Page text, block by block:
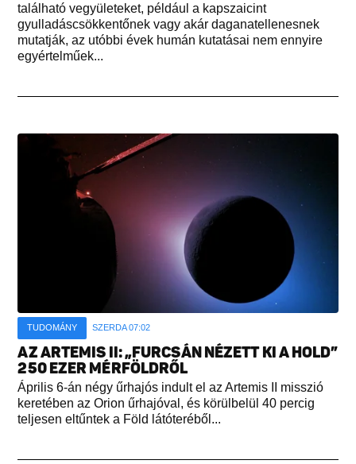
található vegyületeket, például a kapszaicint
gyulladáscsökkentőnek vagy akár daganatellenesnek
mutatják, az utóbbi évek humán kutatásai nem ennyire
egyértelműek...
TUDOMÁNY SZERDA 07:02
AZ ARTEMIS II: „FURCSÁN NÉZETT KI A HOLD”
250 EZER MÉRFÖLDRŐL
Április 6-án négy űrhajós indult el az Artemis II misszió
keretében az Orion űrhajóval, és körülbelül 40 percig
teljesen eltűntek a Föld látóteréből...